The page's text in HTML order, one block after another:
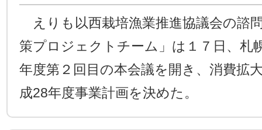
えりも以西栽培漁業推進協議会の諮
策プロジェクトチーム」は１７日、札
年度第２回目の本会議を開き、消費拡
成28年度事業計画を決めた。